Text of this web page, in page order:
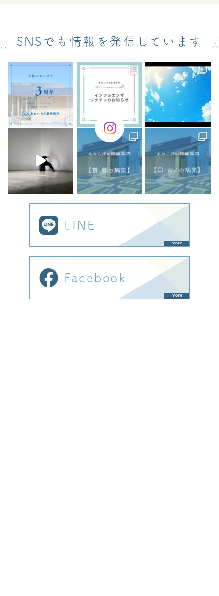
SNSでも情報を発信しています
LINE
more
Facebook
more